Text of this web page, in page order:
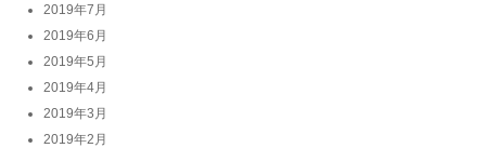
2019年7月
2019年6月
2019年5月
2019年4月
2019年3月
2019年2月